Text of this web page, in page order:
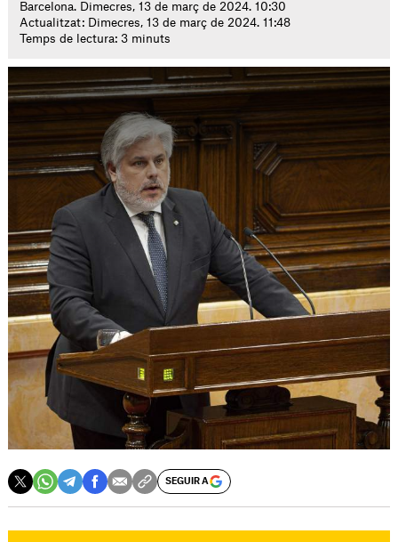
Barcelona. Dimecres, 13 de març de 2024. 10:30
Actualitzat: Dimecres, 13 de març de 2024. 11:48
Temps de lectura: 3 minuts
SEGUIR A